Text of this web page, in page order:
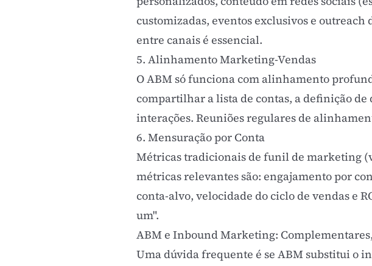
customizadas, eventos exclusivos e
entre canais é essencial.
5. Alinhamento Marketing-Vendas
O ABM só funciona com alinhamento
compartilhar a lista de contas, a definição
interações. Reuniões regulares de
6. Mensuração por Conta
Métricas tradicionais de funil de marketing
métricas relevantes são: engajamentopor
conta-alvo, velocidade do ciclo de vendas e
um".
ABM e Inbound Marketing:
Uma dúvida frequente é se ABM substitui o